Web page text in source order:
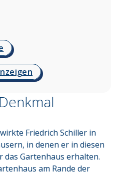
Friedrich Schiller in
in denen er in diesen
das Gartenhaus erhalten.
am Rande der